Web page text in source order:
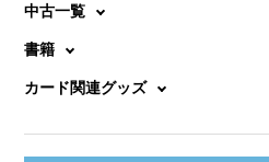
中古一覧
書籍
カード関連グッズ